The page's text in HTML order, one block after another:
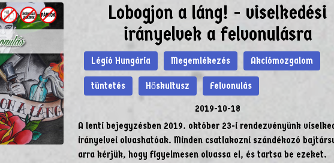
Lobogjon a láng! - viselkedési
irányelvek a felvonulásra
Légió Hungária Megemlékezés Akciómozgalom
tüntetés Hőskultusz
Felvonulás
2019-10-18
A lenti bejegyzésben 2019. október 23-i rendezvényünk
irányelvei olvashatóak. Minden csatlakozni szándékozó
arra kérjük, hogy figyelmesen olvassa el, és tartsa be ezeket.